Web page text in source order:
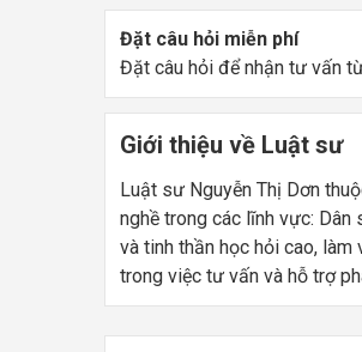
Đặt câu hỏi miễn phí
Đặt câu hỏi để nhận tư vấn
Giới thiệu về Luật sư
Luật sư Nguyễn Thị Dơn
nghề trong các lĩnh vực: Dân
và tinh thần học hỏi cao,
trong việc tư vấn và hỗ trợ